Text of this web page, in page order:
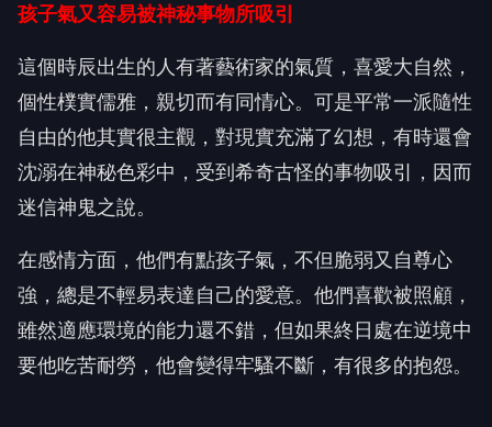
孩子氣又容易被神秘事物所吸引
這個時辰出生的人有著藝術家的氣質，喜愛大自然，
個性樸實儒雅，親切而有同情心。可是平常一派隨性
自由的他其實很主觀，對現實充滿了幻想，有時還會
沈溺在神秘色彩中，受到希奇古怪的事物吸引，因而
迷信神鬼之說。
在感情方面，他們有點孩子氣，不但脆弱又自尊心
強，總是不輕易表達自己的愛意。他們喜歡被照顧，
雖然適應環境的能力還不錯，但如果終日處在逆境中
要他吃苦耐勞，他會變得牢騷不斷，有很多的抱怨。